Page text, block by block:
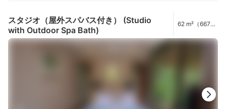
スタジオ（屋外スパバス付き） (Studio
with Outdoor Spa Bath)
62 m²（667